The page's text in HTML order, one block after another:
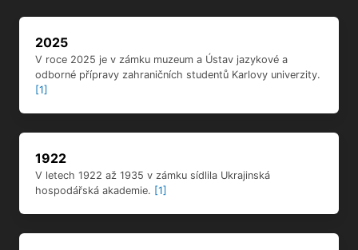
2025
V roce 2025 je v zámku muzeum a Ústav jazykové a
odborné přípravy zahraničních studentů Karlovy univerzity.
[1]
1922
V letech 1922 až 1935 v zámku sídlila Ukrajinská
hospodářská akademie. [1]